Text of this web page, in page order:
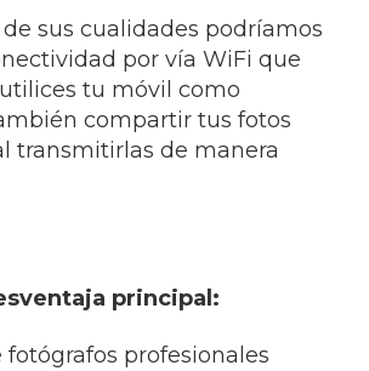
sus cualidades podríamos
por vía WiFi que
tu móvil como
compartir tus fotos
transmitirlas de manera
principal:
fotógrafos profesionales